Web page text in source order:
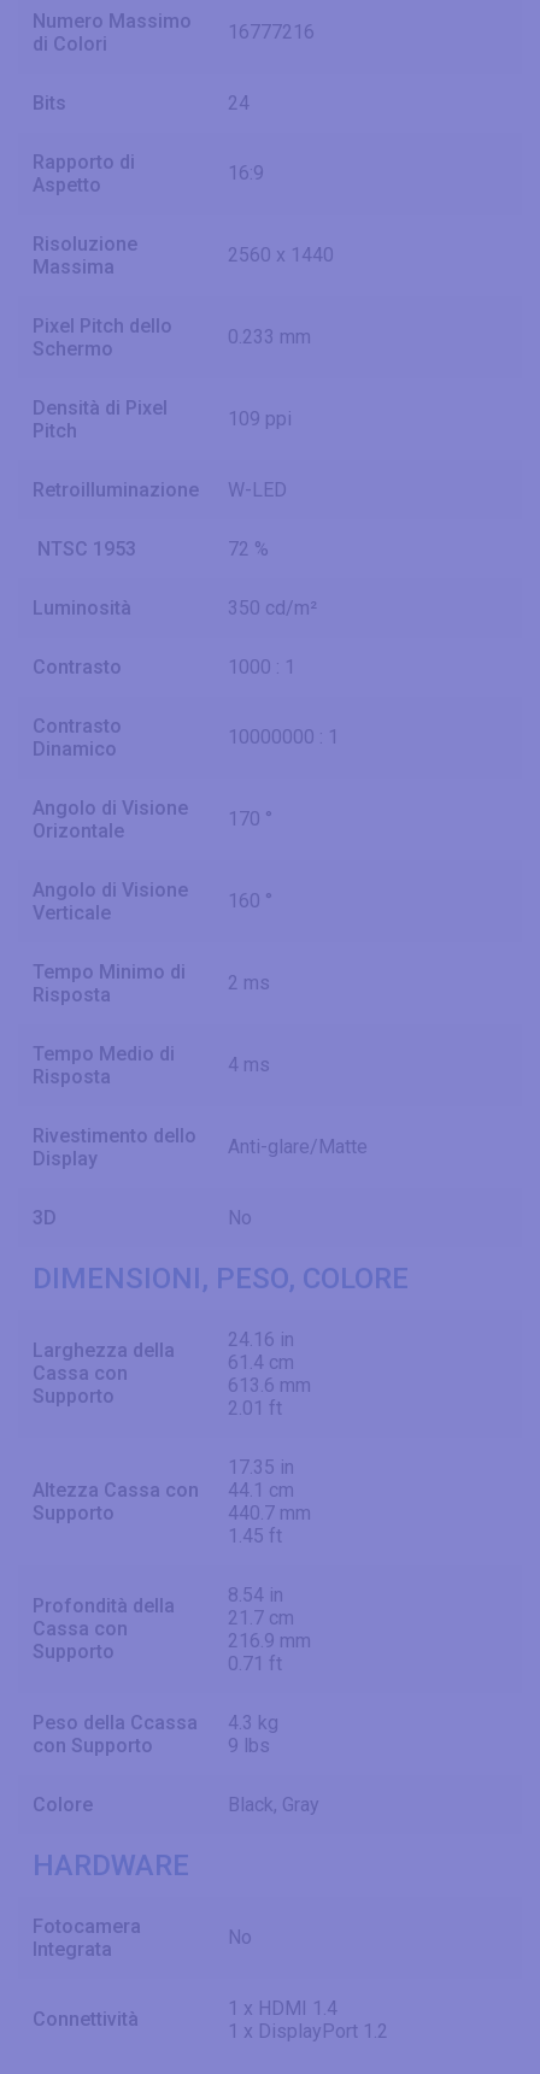
Numero Massimo
di Colori
16777216
Bits 24
Rapporto di
Aspetto
16:9
Risoluzione
Massima
2560 x 1440
Pixel Pitch dello
Schermo
0.233 mm
Densità di Pixel
Pitch
109 ppi
Retroilluminazione W-LED
NTSC 1953 72 %
Luminosità 350 cd/m²
Contrasto 1000 : 1
Contrasto
Dinamico
10000000 : 1
Angolo di Visione
Orizontale
170 °
Angolo di Visione
Verticale
160 °
Tempo Minimo di
Risposta
2 ms
Tempo Medio di
Risposta
4 ms
Rivestimento dello
Display
Anti-glare/Matte
3D No
DIMENSIONI, PESO, COLORE
Larghezza della
Cassa con
Supporto
24.16 in
61.4 cm
613.6 mm
2.01 ft
Altezza Cassa con
Supporto
17.35 in
44.1 cm
440.7 mm
1.45 ft
Profondità della
Cassa con
Supporto
8.54 in
21.7 cm
216.9 mm
0.71 ft
Peso della Ccassa
con Supporto
4.3 kg
9 lbs
Colore Black, Gray
HARDWARE
Fotocamera
Integrata
No
Connettività
1 x HDMI 1.4
1 x DisplayPort 1.2